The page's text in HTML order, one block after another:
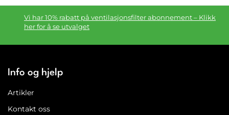
Vi har 10% rabatt på ventilasjonsfilter abonnement – Klikk
her for å se utvalget
Info og hjelp
Artikler
Kontakt oss